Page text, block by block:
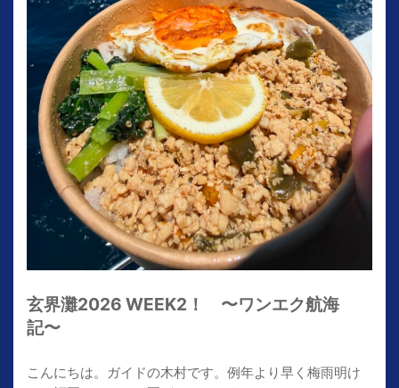
玄界灘2026 WEEK2！ 〜ワンエク航海
記〜
こんにちは。ガイドの木村です。例年より早く梅雨明け